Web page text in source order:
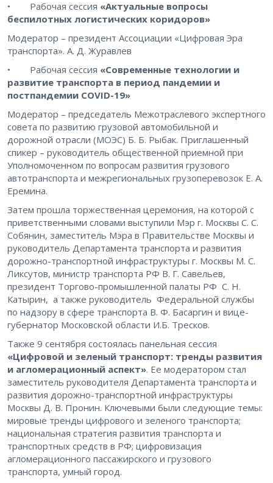
• Рабочая сессия «Актуальные вопросы
беспилотных логистических коридоров»
Модератор – президент Ассоциации «Цифровая Эра
транспорта». А. Д. Журавлев
• Рабочая сессия «Современные технологии и
развитие транспорта в период пандемии и
постпандемии COVID-19»
Модератор – председатель Межотраслевого экспертного
совета по развитию грузовой автомобильной и
дорожной отрасли (МОЭС) Б. Б. Рыбак. Приглашенный
спикер – руководитель общественной приемной при
Уполномоченном по вопросам развития грузового
автотранспорта и межрегиональных грузоперевозок Е. А.
Еремина.
Затем прошла торжественная церемония, на которой с
приветственными словами выступили Мэр г. Москвы С. С.
Собянин, заместитель Мэра в Правительстве Москвы и
руководитель Департамента транспорта и развития
дорожно-транспортной инфраструктуры г. Москвы М. С.
Ликсутов, министр транспорта РФ В. Г. Савельев,
президент Торгово-промышленной палаты РФ С. Н.
Катырин, а также руководитель Федеральной службы
по надзору в сфере транспорта В. Ф. Басаргин и вице-
губернатор Московской области И.Б. Тресков.
Также 9 сентября состоялась панельная сессия
«Цифровой и зеленый транспорт: тренды развития
и агломерационный аспект». Ее модератором стал
заместитель руководителя Департамента транспорта и
развития дорожно-транспортной инфраструктуры
Москвы Д. В. Пронин. Ключевыми были следующие темы:
мировые тренды цифрового и зеленого транспорта;
национальная стратегия развития транспорта и
транспортных средств в РФ; цифровизация
агломерационного пассажирского и грузового
транспорта, умный город.